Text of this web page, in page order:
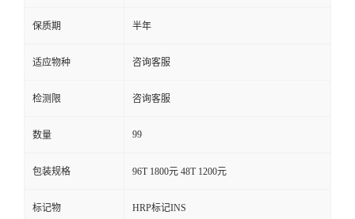
保质期 半年
适应物种 咨询客服
检测限 咨询客服
数量 99
包装规格 96T 1800元 48T 1200元
标记物 HRP标记INS